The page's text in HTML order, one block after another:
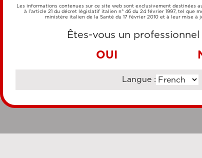
CARTE DE
CRÉDIT
VIREMENT
BANCAIRE
Shanghai Luzi Enterprise Management Consultancy
Les informations contenues sur ce site web sont exclusivement destinées
à l’article 21 du décret législatif italien n° 46 du 24 février 1997, tel que
ministère italien de la Santé du 17 février 2010 et à leur mise à
Êtes-vous un
OUI
Langue :